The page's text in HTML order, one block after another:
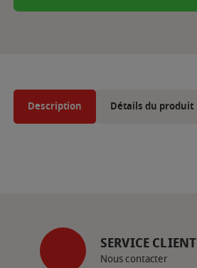
Description Détails du produit
SERVICE CLIENT
Nous contacter